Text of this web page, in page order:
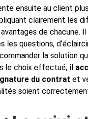
ensuite au client
clairement les
de chacune.
les questions,
la solution
le choix effectué, il
du contrat et
soient